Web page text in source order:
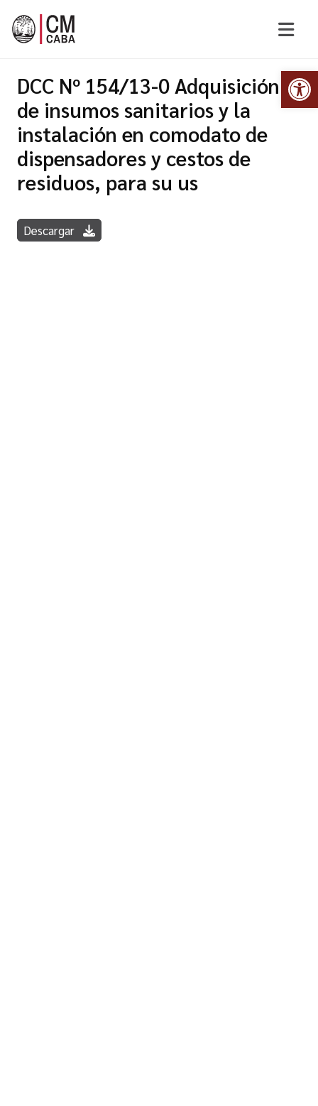
DCC Nº 154/13-0 Adquisición
de insumos sanitarios y la
instalación en comodato de
dispensadores y cestos de
residuos, para su us
Descargar